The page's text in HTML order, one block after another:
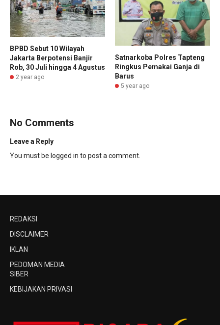
BPBD Sebut 10 Wilayah
Jakarta Berpotensi Banjir
Rob, 30 Juli hingga 4 Agustus
2 year ago
Satnarkoba Polres Tapteng
Ringkus Pemakai Ganja di
Barus
5 year ago
No Comments
Leave a Reply
You must be logged in to post a comment.
REDAKSI
DISCLAIMER
IKLAN
PEDOMAN MEDIA
SIBER
KEBIJAKAN PRIVASI